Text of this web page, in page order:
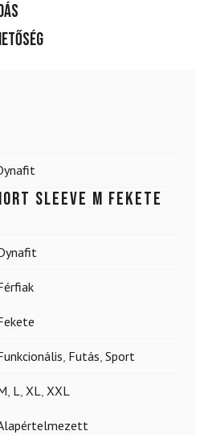
Sleeve M fekete
, Futás, Sport
, L, XL, XXL